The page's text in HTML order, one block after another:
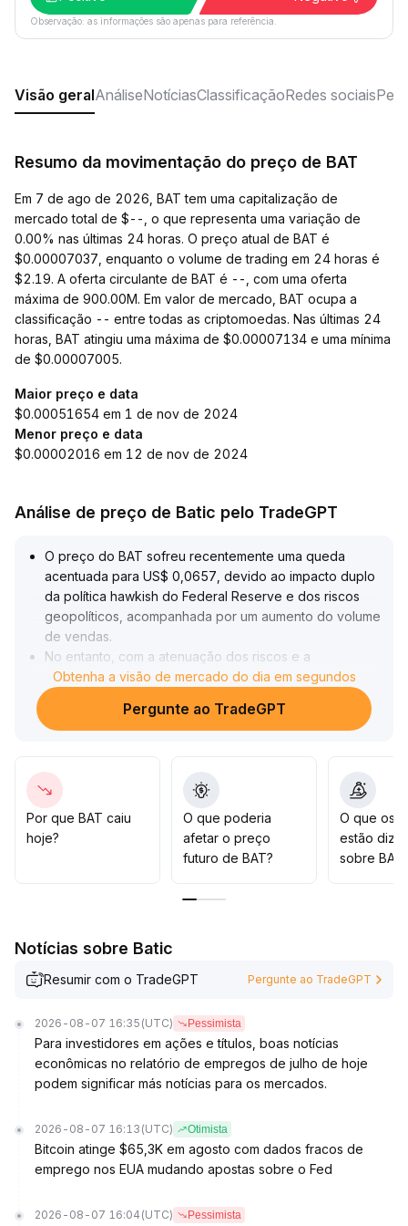
Observação: as informações são apenas para referência.
Visão geralAnáliseNotíciasClassificaçãoRedes sociais
Resumo da movimentação do preço de BAT
Em 7 de ago de 2026, BAT tem uma capitalização de
mercado total de $--, o que representa uma variação de
0.00% nas últimas 24 horas. O preço atual de BAT é
$0.00007037, enquanto o volume de trading em 24 horas é
$2.19. A oferta circulante de BAT é --, com uma oferta
máxima de 900.00M. Em valor de mercado, BAT ocupa a
classificação -- entre todas as criptomoedas. Nas últimas 24
horas, BAT atingiu uma máxima de $0.00007134 e uma mínima
de $0.00007005.
Maior preço e data
$0.00051654 em 1 de nov de 2024
Menor preço e data
$0.00002016 em 12 de nov de 2024
Análise de preço de Batic pelo TradeGPT
O preço do BAT sofreu recentemente uma queda
acentuada para US$ 0,0657, devido ao impacto duplo
da política hawkish do Federal Reserve e dos riscos
geopolíticos, acompanhada por um aumento do volume
de vendas.
No entanto, com a atenuação dos riscos e a
recuperação do setor de tecnologia da bolsa
americana, o preço se recuperou do seu ponto mais
baixo para acima de US$ 0,067, com uma retomada
Recomenda-se acompanhar de perto o desempenho
das ações americanas e o fluxo de capital
Caso o apetite por risco continue a se recuperar, o BAT
tem potencial para se estabilizar na faixa de US$ 0,067
a US$ 0,070, apresentando tendência de consolidação
Para as operações, recomenda-se acumular em
inesperados.
Obtenha a visão de mercado do dia em segundos
Pergunte ao TradeGPT
Por que BAT caiu
hoje?
O que poderia
afetar o preço
futuro de BAT?
O que os
estão
sobre
Notícias sobre Batic
Resumir com o TradeGPT Pergunte ao TradeGPT
2026-08-07 16:35 (UTC) Pessimista
Para investidores em ações e títulos, boas notícias
econômicas no relatório de empregos de julho de hoje
podem significar más notícias para os mercados.
2026-08-07 16:13 (UTC) Otimista
Bitcoin atinge $65,3K em agosto com dados fracos de
emprego nos EUA mudando apostas sobre o Fed
2026-08-07 16:04 (UTC) Pessimista